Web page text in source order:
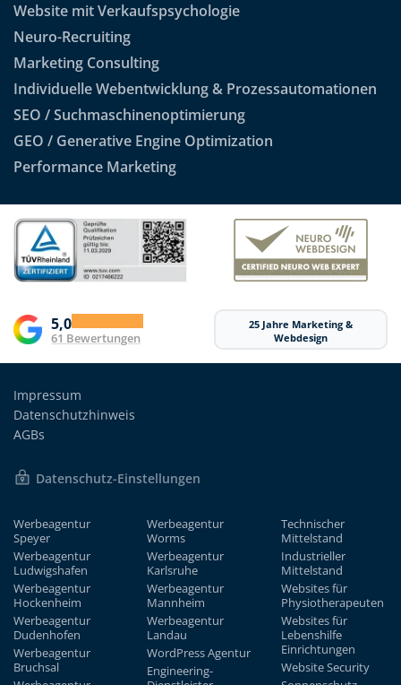
Website mit Verkaufspsychologie
Neuro-Recruiting
Marketing Consulting
Individuelle Webentwicklung & Prozessautomationen
SEO / Suchmaschinenoptimierung
GEO / Generative Engine Optimization
Performance Marketing
5,0
61 Bewertungen
25 Jahre Marketing &
Webdesign
Impressum
Datenschutzhinweis
AGBs
Datenschutz-Einstellungen
Werbeagentur
Speyer
Werbeagentur
Ludwigshafen
Werbeagentur
Hockenheim
Werbeagentur
Dudenhofen
Werbeagentur
Bruchsal
Werbeagentur
Worms
Werbeagentur
Karlsruhe
Werbeagentur
Mannheim
Werbeagentur
Landau
WordPress Agentur
Engineering-
Technischer
Mittelstand
Industrieller
Mittelstand
Websites für
Physiotherapeuten
Websites für
Lebenshilfe
Einrichtungen
Website Security